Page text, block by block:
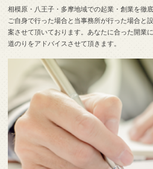
相模原・八王子・多摩地域での起業・創業を徹
ご自身で行った場合と当事務所が行った場合と
案させて頂いております。あなたに合った開業
道のりをアドバイスさせて頂きます。​